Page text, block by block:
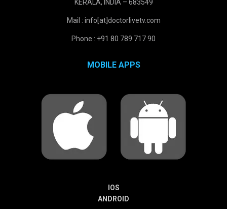
KERALA, INDIA – 683549
Mail : info[at]doctorlivetv.com
Phone : +91 80 789 717 90
MOBILE APPS
IOS
ANDROID